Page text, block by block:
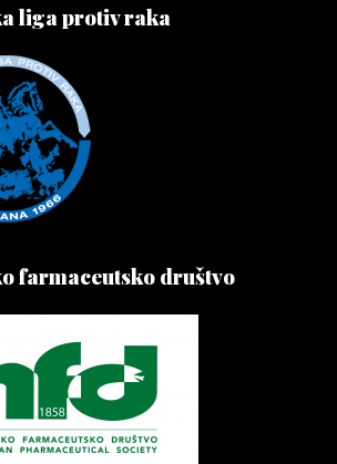
liga protiv raka
farmaceutsko društvo